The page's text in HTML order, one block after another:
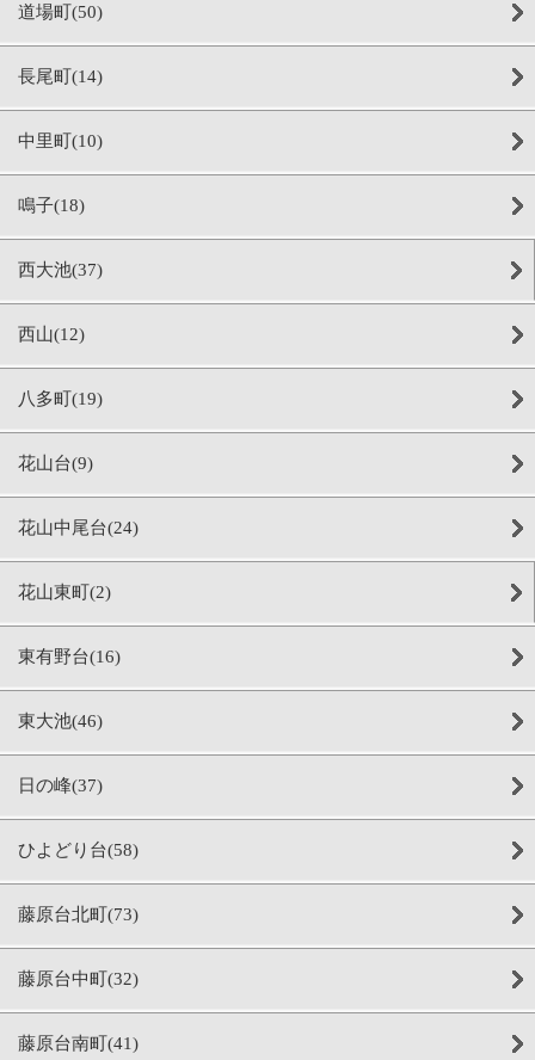
道場町(50)
長尾町(14)
中里町(10)
鳴子(18)
西大池(37)
西山(12)
八多町(19)
花山台(9)
花山中尾台(24)
花山東町(2)
東有野台(16)
東大池(46)
日の峰(37)
ひよどり台(58)
藤原台北町(73)
藤原台中町(32)
藤原台南町(41)